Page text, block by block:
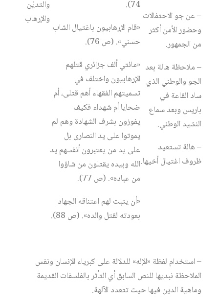
– عن جو الاحتفالات
وحضور الأمن أكثر
من الجمهور.
– ملاحظة هالة بعد
الجو والوطني الذي
ساد القاعة في
باريس وبعد سماع
النشيد الوطني.
– هالة تستعيد
ظروف اغتيال أخيها.
74).
«قام الإرهابيون باغتيال الشاب
حسني». (ص 76).
«مائتي ألف جزائري قتلهم
الإرهابيون واختلف في
تسميتهم الفقهاء أهم قتلى، أم
ضحايا أم شهداء فكيف
يفوزون بشرف الشهادة وهم لم
يموتوا على يد النصارى بل
على يد من يعتبرون أنفسهم يد
الله وبيده يقتلون من شاؤوا
من عباده». (ص 77).
«أن يثبت لهم اعتناقه الجهاد
بعودته لقتل والده». (ص 88).
والتديّن
والإرهاب
– استخدام لفظة «الإله» للدلالة على كبرياء الإنسان ونفس
الملاحظة نبديها للنص السابق أي التأثر بالفلسفات القديمة
وماهية الدين فيها حيث تتعدد الآلهة.